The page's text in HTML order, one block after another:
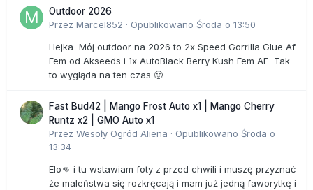
Outdoor 2026
Przez Marcel852 · Opublikowano Środa o 13:50
Hejka Mój outdoor na 2026 to 2x Speed Gorrilla Glue Af
Fem od Akseeds i 1x AutoBlack Berry Kush Fem AF Tak
to wygląda na ten czas 🙂
Fast Bud42 | Mango Frost Auto x1 | Mango Cherry
Runtz x2 | GMO Auto x1
Przez Wesoły Ogród Aliena · Opublikowano Środa o
13:34
Elo👊 i tu wstawiam foty z przed chwili i muszę przyznać
że maleństwa się rozkręcają i mam już jedną faworytkę i